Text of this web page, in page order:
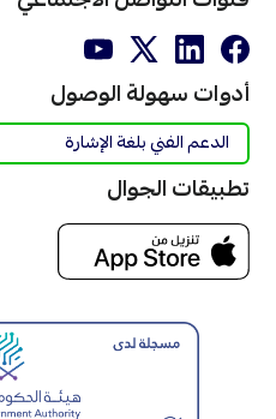
أدوات سهولة الوصول
الدعم الفني بلغة الإشارة
تطبيقات الجوال